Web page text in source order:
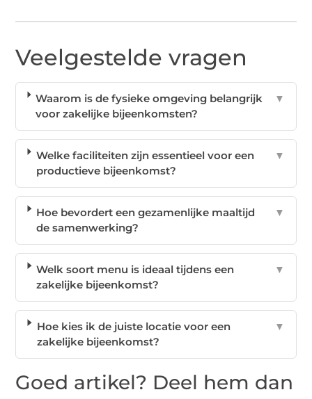
Veelgestelde vragen
Waarom is de fysieke omgeving belangrijk
voor zakelijke bijeenkomsten?
▼
Welke faciliteiten zijn essentieel voor een
productieve bijeenkomst?
▼
Hoe bevordert een gezamenlijke maaltijd
de samenwerking?
▼
Welk soort menu is ideaal tijdens een
zakelijke bijeenkomst?
▼
Hoe kies ik de juiste locatie voor een
zakelijke bijeenkomst?
▼
Goed artikel? Deel hem dan